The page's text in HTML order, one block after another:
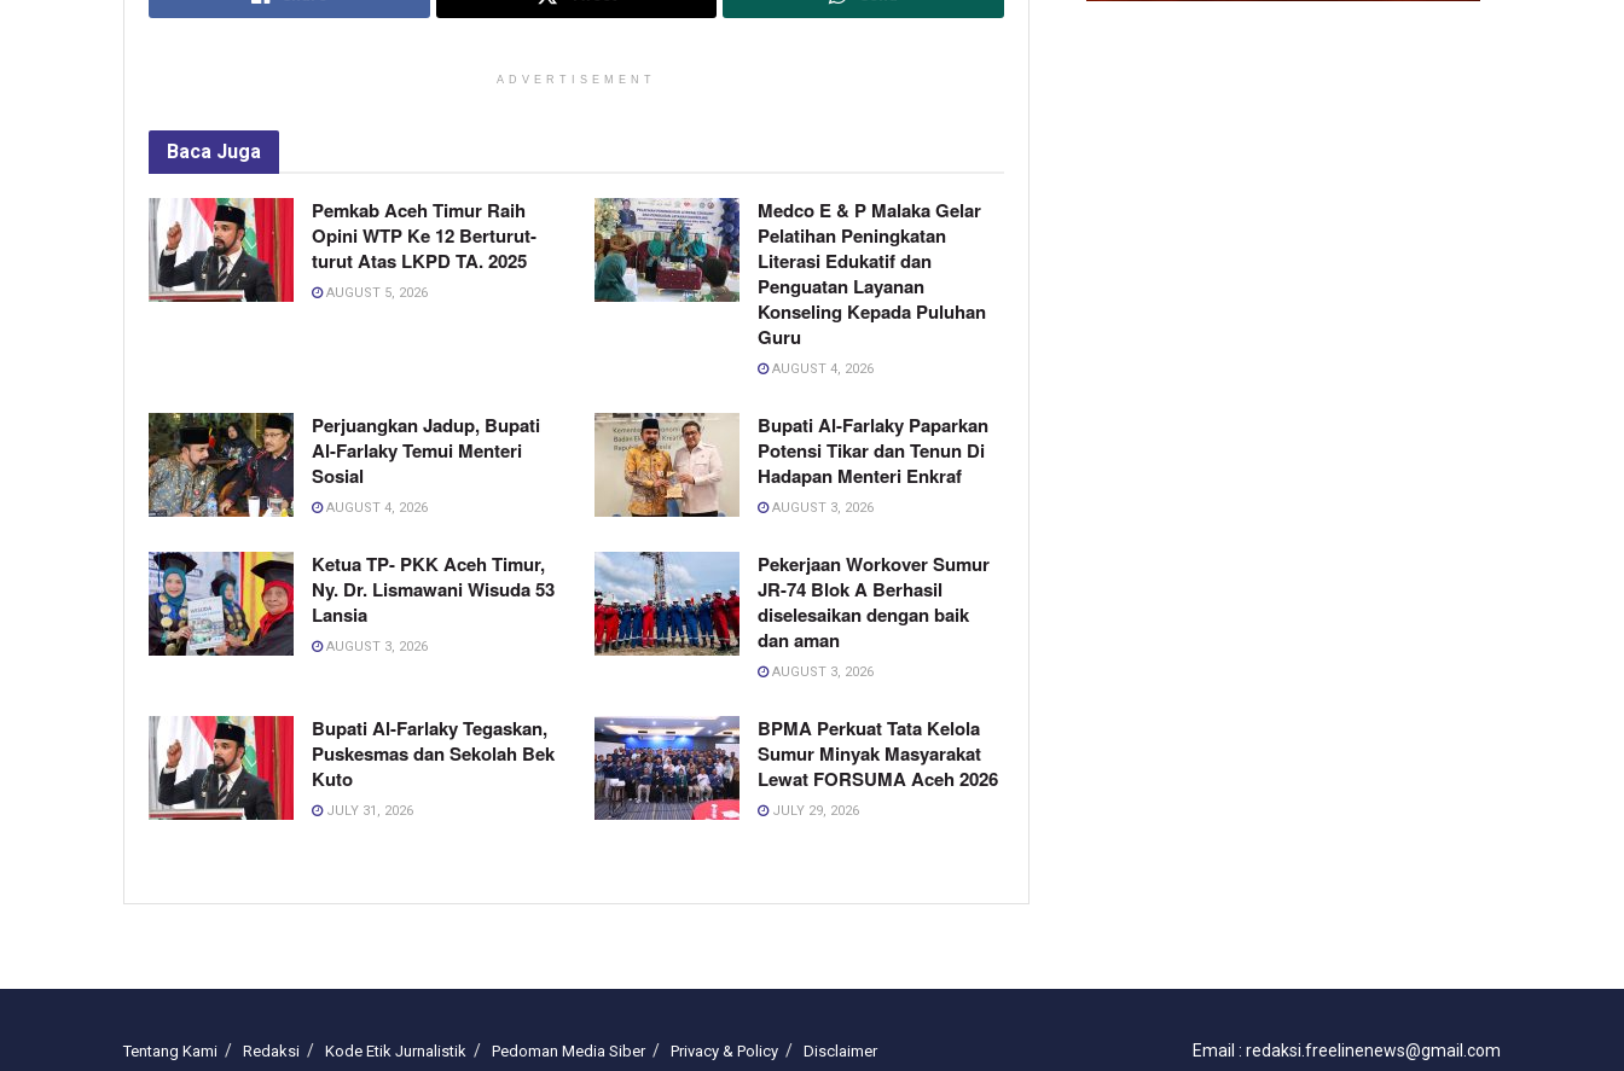
ADVERTISEMENT
Baca Juga
Pemkab Aceh Timur Raih
Opini WTP Ke 12 Berturut-
turut Atas LKPD TA. 2025
AUGUST 5, 2026
Medco E & P Malaka Gelar
Pelatihan Peningkatan
Literasi Edukatif dan
Penguatan Layanan
Konseling Kepada Puluhan
Guru
AUGUST 4, 2026
Perjuangkan Jadup, Bupati
Al-Farlaky Temui Menteri
Sosial
AUGUST 4, 2026
Bupati Al-Farlaky Paparkan
Potensi Tikar dan Tenun Di
Hadapan Menteri Enkraf
AUGUST 3, 2026
Ketua TP- PKK Aceh Timur,
Ny. Dr. Lismawani Wisuda 53
Lansia
AUGUST 3, 2026
Pekerjaan Workover Sumur
JR-74 Blok A Berhasil
diselesaikan dengan baik
dan aman
AUGUST 3, 2026
Bupati Al-Farlaky Tegaskan,
Puskesmas dan Sekolah Bek
Kuto
JULY 31, 2026
BPMA Perkuat Tata Kelola
Sumur Minyak Masyarakat
Lewat FORSUMA Aceh 2026
JULY 29, 2026
Tentang Kami Redaksi Kode Etik Jurnalistik Pedoman Media Siber Privacy & Policy Disclaimer Email : redaksi.freelinenews@gmail.com